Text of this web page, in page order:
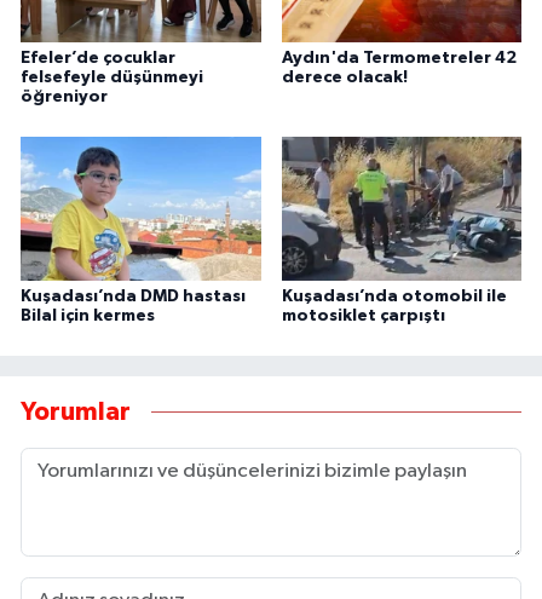
Efeler’de çocuklar
felsefeyle düşünmeyi
öğreniyor
Aydın'da Termometreler 42
derece olacak!
Kuşadası’nda DMD hastası
Bilal için kermes
Kuşadası’nda otomobil ile
motosiklet çarpıştı
Yorumlar